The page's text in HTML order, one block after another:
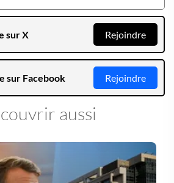
sur X Rejoindre
sur Facebook Rejoindre
aussi